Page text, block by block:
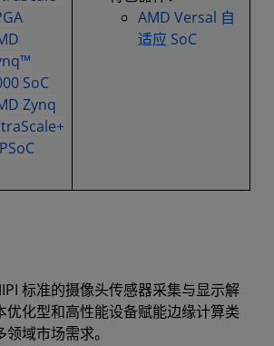
SoC
Zynq
AMD Versal 自
适应 SoC
标准的摄像头传感器采集与显示解
优化型和高性能设备赋能边缘计算类
域市场需求。